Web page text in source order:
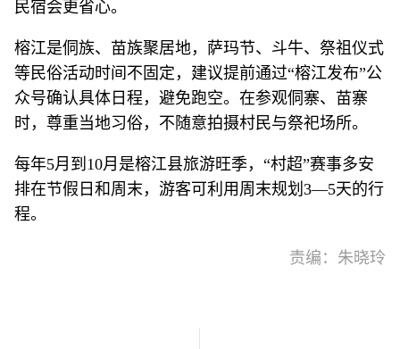
民宿会更省心。
榕江是侗族、苗族聚居地，萨玛节、斗牛、祭祖仪式
等民俗活动时间不固定，建议提前通过“榕江发布”公
众号确认具体日程，避免跑空。在参观侗寨、苗寨
时，尊重当地习俗，不随意拍摄村民与祭祀场所。
每年5月到10月是榕江县旅游旺季，“村超”赛事多安
排在节假日和周末，游客可利用周末规划3—5天的行
程。
责编：朱晓玲